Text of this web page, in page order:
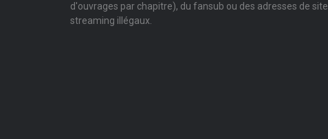
d'ouvrages par chapitre), du fansub ou des adresses de
streaming illégaux.